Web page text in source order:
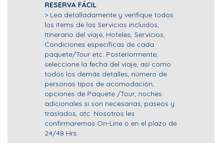
RESERVA FÁCIL
> Lea detalladamente y verifique todos
los ítems de los Servicios incluidos,
Itinerario del viaje, Hoteles, Servicios,
Condiciones específicas de cada
paquete/Tour etc. Posteriormente,
seleccione la fecha del viaje, así como
todos los demás detalles, número de
personas tipos de acomodación,
opciones de Paquete /Tour, noches
adicionales si son necesarias, paseos y
traslados, atc. Nosotros les
confirmaremos On-Line o en el plazo de
24/48 Hrs.